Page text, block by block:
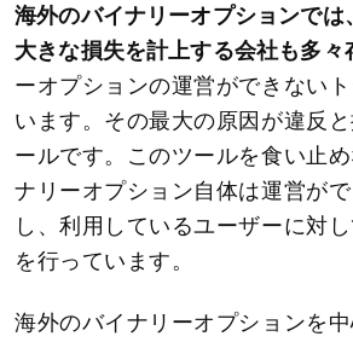
海外のバイナリーオプションでは
大きな損失を計上する会社も多々
ーオプションの運営ができない
います。その最大の原因が違反
ールです。このツールを食い止
ナリーオプション自体は運営が
し、利用しているユーザーに対
を行っています。
海外のバイナリーオプションを